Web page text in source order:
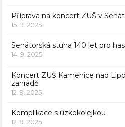
Příprava na koncert ZUŠ v
15. 9. 2025
Senátorská stuha 140 let pro
14. 9. 2025
Koncert ZUŠ Kamenice nad
zahradě
12. 9. 2025
Komplikace s úzkokolejkou
12. 9. 2025